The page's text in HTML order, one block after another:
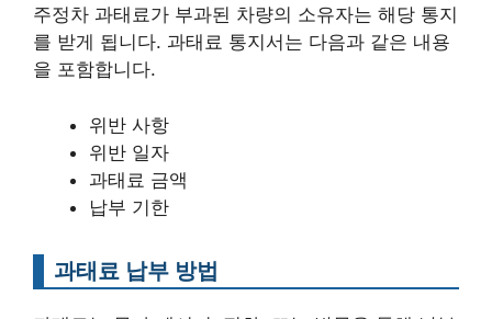
주정차 과태료가 부과된 차량의 소유자는 해당 통지
를 받게 됩니다. 과태료 통지서는 다음과 같은 내용
을 포함합니다.
위반 사항
위반 일자
과태료 금액
납부 기한
과태료 납부 방법